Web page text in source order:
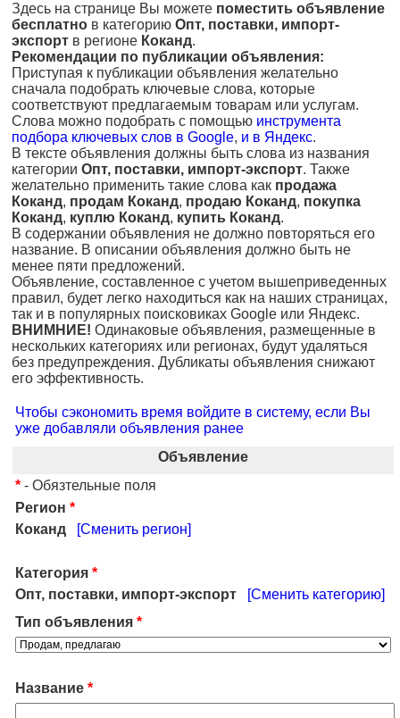
Здесь на странице Вы можете поместить объявление
бесплатно в категорию Опт, поставки, импорт-
экспорт в регионе Коканд.
Рекомендации по публикации объявления:
Приступая к публикации объявления желательно
сначала подобрать ключевые слова, которые
соответствуют предлагаемым товарам или услугам.
Слова можно подобрать с помощью инструмента
подбора ключевых слов в Google, и в Яндекс.
В тексте объявления должны быть слова из названия
категории Опт, поставки, импорт-экспорт. Также
желательно применить такие слова как продажа
Коканд, продам Коканд, продаю Коканд, покупка
Коканд, куплю Коканд, купить Коканд.
В содержании объявления не должно повторяться его
название. В описании объявления должно быть не
менее пяти предложений.
Объявление, составленное с учетом вышеприведенных
правил, будет легко находиться как на наших страницах,
так и в популярных поисковиках Google или Яндекс.
ВНИМНИЕ! Одинаковые объявления, размещенные в
нескольких категориях или регионах, будут удаляться
без предупреждения. Дубликаты объявления снижают
его эффективность.
Чтобы сэкономить время войдите в систему, если Вы
уже добавляли объявления ранее
Объявление
* - Обязтельные поля
Регион *
Коканд
[Сменить регион]
Категория *
Опт, поставки, импорт-экспорт
[Сменить категорию]
Тип объявления *
Название *